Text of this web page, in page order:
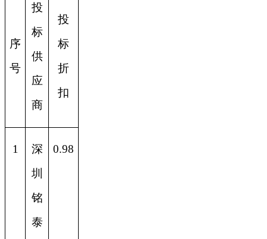
序
号
投
标
供
应
商
投
标
折
扣
1
深
圳
铭
泰
0.98